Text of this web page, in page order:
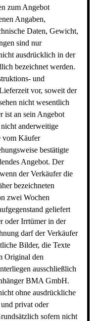
zum Angebot
Angaben,
Daten, Gewicht,
sind nur
ausdrücklich in der
bezeichnet werden.
und
vor, soweit der
nicht wesentlich
ist an sein Angebot
anderweitige
vom Käufer
bestätigte
Angebot. Der
der Verkäufer die
bezeichneten
zwei Wochen
geliefert
oder Irrtümer in der
darf der Verkäufer
Bilder, die Texte
Original den
ausschließlich
BMA GmbH.
ohne ausdrückliche
privat oder
sofern nicht